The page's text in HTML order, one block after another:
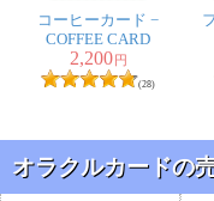
コーヒーカード −
COFFEE CARD
2,200円
(28)
オラクルカードの